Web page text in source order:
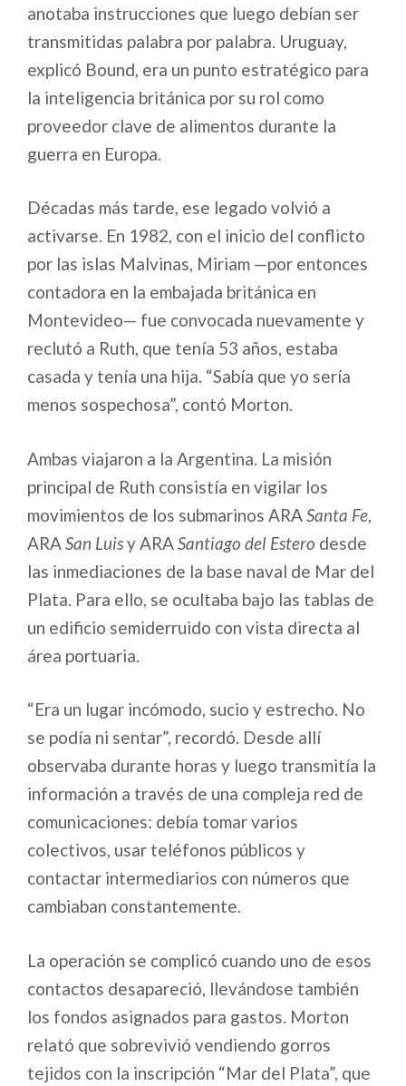
anotaba instrucciones que luego debían ser
transmitidas palabra por palabra. Uruguay,
explicó Bound, era un punto estratégico para
la inteligencia británica por su rol como
proveedor clave de alimentos durante la
guerra en Europa.
Décadas más tarde, ese legado volvió a
activarse. En 1982, con el inicio del conflicto
por las islas Malvinas, Miriam —por entonces
contadora en la embajada británica en
Montevideo— fue convocada nuevamente y
reclutó a Ruth, que tenía 53 años, estaba
casada y tenía una hija. “Sabía que yo sería
menos sospechosa”, contó Morton.
Ambas viajaron a la Argentina. La misión
principal de Ruth consistía en vigilar los
movimientos de los submarinos ARA Santa Fe
ARA San Luisy ARA Santiago del Estero desde
las inmediaciones de la base naval de Mar del
Plata. Para ello, se ocultaba bajo las tablas de
un edificio semiderruido con vista directa al
área portuaria.
“Era un lugar incómodo, sucio y estrecho. No
se podía ni sentar”, recordó. Desde allí
observaba durante horas y luego transmitía la
información a través de una compleja red de
comunicaciones: debía tomar varios
colectivos, usar teléfonos públicos y
contactar intermediarios con números que
cambiaban constantemente.
La operación se complicó cuando uno de esos
contactos desapareció, llevándose también
los fondos asignados para gastos. Morton
relató que sobrevivió vendiendo gorros
tejidos con la inscripción “Mar del Plata”, que